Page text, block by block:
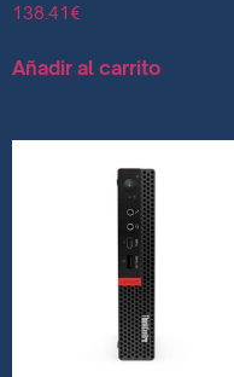
138.41€
Añadir al carrito